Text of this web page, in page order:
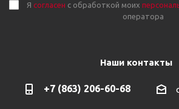
Я согласен с обработкой моих
оператора
Наши контакты
+7 (863) 206-60-68